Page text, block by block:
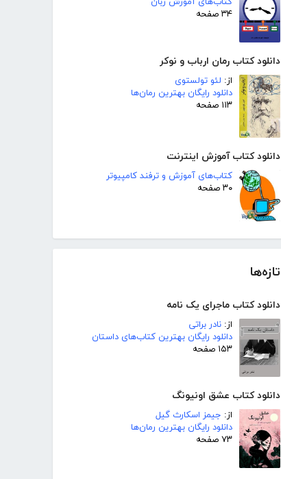
۳۴ صفحه
دانلود کتاب رمان ارباب و نوکر
از: لئو تولستوی
دانلود رایگان بهترین رمان‌ها
۱۱۳ صفحه
دانلود کتاب آموزش اینترنت
کتاب‌های آموزش و ترفند کامپیوتر
۳۰ صفحه
تازه‌ها
دانلود کتاب ماجرای یک نامه
از: نادر براتی
دانلود رایگان بهترین کتاب‌های داستان
۱۵۳ صفحه
دانلود کتاب عشق اونیونگ
از: جیمز اسکارث گیل
دانلود رایگان بهترین رمان‌ها
۷۳ صفحه